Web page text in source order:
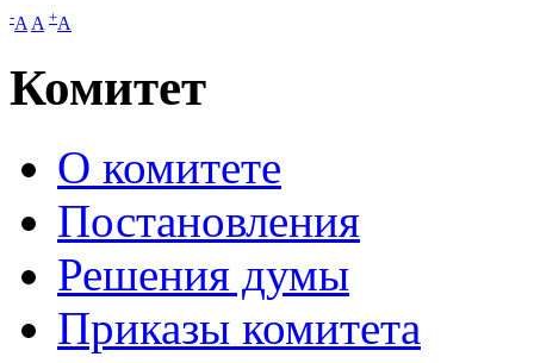
-A A +A
Комитет
О комитете
Постановления
Решения думы
Приказы комитета